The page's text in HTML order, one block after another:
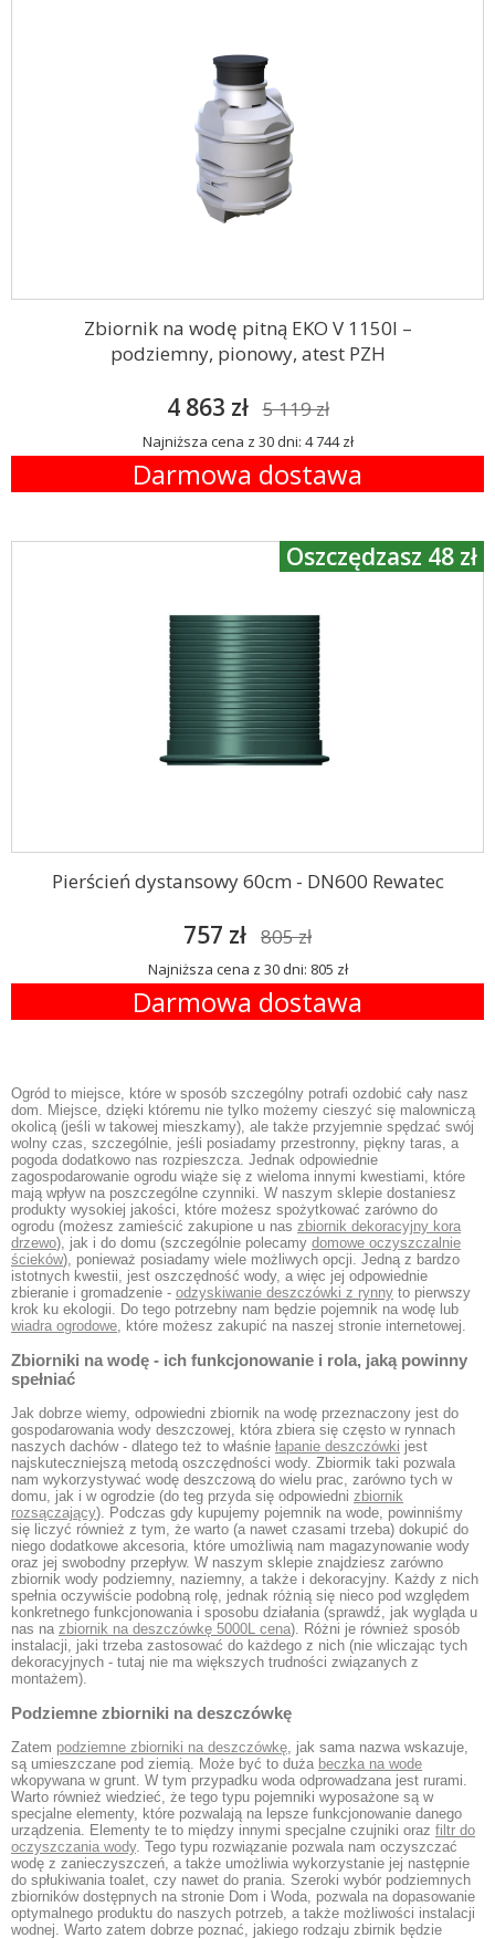
Zbiornik na wodę pitną EKO V 1150l –
podziemny, pionowy, atest PZH
4 863 zł 5 119 zł
Najniższa cena z 30 dni: 4 744 zł
Darmowa dostawa
Pierścień dystansowy 60cm - DN600 Rewatec
757 zł 805 zł
Najniższa cena z 30 dni: 805 zł
Darmowa dostawa
Oszczędzasz 48 zł
Ogród to miejsce, które w sposób szczególny potrafi ozdobić cały nasz
dom. Miejsce, dzięki któremu nie tylko możemy cieszyć się malowniczą
okolicą (jeśli w takowej mieszkamy), ale także przyjemnie spędzać swój
wolny czas, szczególnie, jeśli posiadamy przestronny, piękny taras, a
pogoda dodatkowo nas rozpieszcza. Jednak odpowiednie
zagospodarowanie ogrodu wiąże się z wieloma innymi kwestiami, które
mają wpływ na poszczególne czynniki. W naszym sklepie dostaniesz
produkty wysokiej jakości, które możesz spożytkować zarówno do
ogrodu (możesz zamieścić zakupione u nas zbiornik dekoracyjny kora
drzewo), jak i do domu (szczególnie polecamy domowe oczyszczalnie
ścieków), ponieważ posiadamy wiele możliwych opcji. Jedną z bardzo
istotnych kwestii, jest oszczędność wody, a więc jej odpowiednie
zbieranie i gromadzenie - odzyskiwanie deszczówki z rynny to pierwszy
krok ku ekologii. Do tego potrzebny nam będzie pojemnik na wodę lub
wiadra ogrodowe, które możesz zakupić na naszej stronie internetowej.
Zbiorniki na wodę - ich funkcjonowanie i rola, jaką powinny
spełniać
Jak dobrze wiemy, odpowiedni zbiornik na wodę przeznaczony jest do
gospodarowania wody deszczowej, która zbiera się często w rynnach
naszych dachów - dlatego też to właśnie łapanie deszczówki jest
najskuteczniejszą metodą oszczędności wody. Zbiormik taki pozwala
nam wykorzystywać wodę deszczową do wielu prac, zarówno tych w
domu, jak i w ogrodzie (do teg przyda się odpowiedni zbiornik
rozsączający). Podczas gdy kupujemy pojemnik na wode, powinniśmy
się liczyć również z tym, że warto (a nawet czasami trzeba) dokupić do
niego dodatkowe akcesoria, które umożliwią nam magazynowanie wody
oraz jej swobodny przepływ. W naszym sklepie znajdziesz zarówno
zbiornik wody podziemny, naziemny, a także i dekoracyjny. Każdy z nich
spełnia oczywiście podobną rolę, jednak różnią się nieco pod względem
konkretnego funkcjonowania i sposobu działania (sprawdź, jak wygląda u
nas na zbiornik na deszczówkę 5000L cena). Różni je również sposób
instalacji, jaki trzeba zastosować do każdego z nich (nie wliczając tych
dekoracyjnych - tutaj nie ma większych trudności związanych z
montażem).
Podziemne zbiorniki na deszczówkę
Zatem podziemne zbiorniki na deszczówkę, jak sama nazwa wskazuje,
są umieszczane pod ziemią. Może być to duża beczka na wode
wkopywana w grunt. W tym przypadku woda odprowadzana jest rurami.
Warto również wiedzieć, że tego typu pojemniki wyposażone są w
specjalne elementy, które pozwalają na lepsze funkcjonowanie danego
urządzenia. Elementy te to między innymi specjalne czujniki oraz filtr do
oczyszczania wody. Tego typu rozwiązanie pozwala nam oczyszczać
wodę z zanieczyszczeń, a także umożliwia wykorzystanie jej następnie
do spłukiwania toalet, czy nawet do prania. Szeroki wybór podziemnych
zbiorników dostępnych na stronie Dom i Woda, pozwala na dopasowanie
optymalnego produktu do naszych potrzeb, a także możliwości instalacji
wodnej. Warto zatem dobrze poznać, jakiego rodzaju zbirnik będzie